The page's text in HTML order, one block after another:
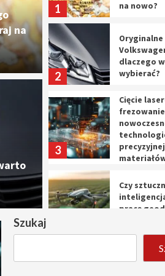
do
je wybierać?
na
1
na nowo?
2
Oryginalne
dlaczego
wybierać?
3
Cięcie
frezowanie
Czy
pracę
Tworzenie
Szukaj